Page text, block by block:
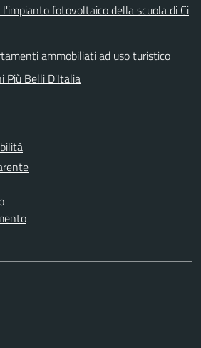
fotovoltaico della scuola di Ci
ammobiliati ad uso turistico
Più Belli D'Italia